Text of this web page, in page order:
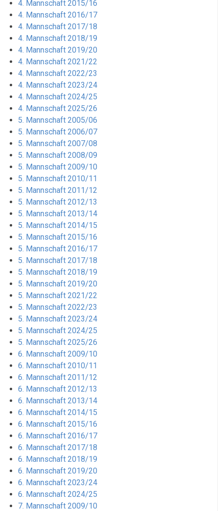
4. Mannschaft 2015/16
4. Mannschaft 2016/17
4. Mannschaft 2017/18
4. Mannschaft 2018/19
4. Mannschaft 2019/20
4. Mannschaft 2021/22
4. Mannschaft 2022/23
4. Mannschaft 2023/24
4. Mannschaft 2024/25
4. Mannschaft 2025/26
5. Mannschaft 2005/06
5. Mannschaft 2006/07
5. Mannschaft 2007/08
5. Mannschaft 2008/09
5. Mannschaft 2009/10
5. Mannschaft 2010/11
5. Mannschaft 2011/12
5. Mannschaft 2012/13
5. Mannschaft 2013/14
5. Mannschaft 2014/15
5. Mannschaft 2015/16
5. Mannschaft 2016/17
5. Mannschaft 2017/18
5. Mannschaft 2018/19
5. Mannschaft 2019/20
5. Mannschaft 2021/22
5. Mannschaft 2022/23
5. Mannschaft 2023/24
5. Mannschaft 2024/25
5. Mannschaft 2025/26
6. Mannschaft 2009/10
6. Mannschaft 2010/11
6. Mannschaft 2011/12
6. Mannschaft 2012/13
6. Mannschaft 2013/14
6. Mannschaft 2014/15
6. Mannschaft 2015/16
6. Mannschaft 2016/17
6. Mannschaft 2017/18
6. Mannschaft 2018/19
6. Mannschaft 2019/20
6. Mannschaft 2023/24
6. Mannschaft 2024/25
7. Mannschaft 2009/10